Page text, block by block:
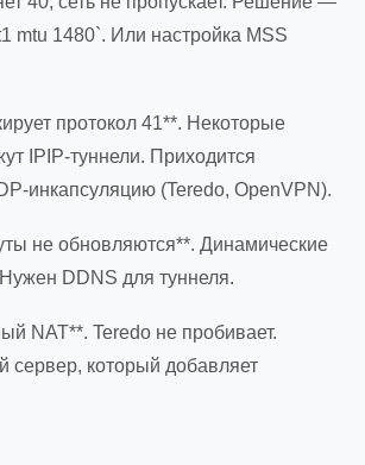
mtu 1480`. Или настройка MSS
протокол 41**. Некоторые
IPIP-туннели. Приходится
инкапсуляцию (Teredo, OpenVPN).
не обновляются**. Динамические
DDNS для туннеля.
NAT**. Teredo не пробивает.
сервер, который добавляет